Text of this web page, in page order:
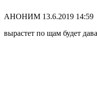
АНОНИМ 13.6.2019 14:59
вырастет по щам будет